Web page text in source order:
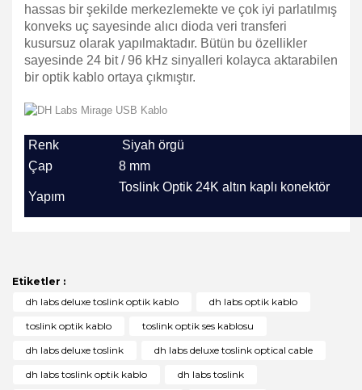
hassas bir şekilde merkezlemekte ve çok iyi parlatılmış
konveks uç sayesinde alıcı dioda veri transferi
kusursuz olarak yapılmaktadır. Bütün bu özellikler
sayesinde 24 bit / 96 kHz sinyalleri kolayca aktarabilen
bir optik kablo ortaya çıkmıştır.
Renk
Siyah örgü
Çap
8 mm
Yapım
Toslink Optik 24K altın kaplı konektör
Yorum Yaz
Ürün fiyatı diğer sitelerden daha pahalı.
Etiketler :
dh labs deluxe toslink optik kablo
dh labs optik kablo
toslink optik kablo
toslink optik ses kablosu
dh labs deluxe toslink
dh labs deluxe toslink optical cable
dh labs toslink optik kablo
dh labs toslink